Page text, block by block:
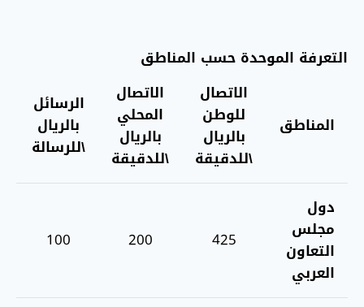
التعرفة الموحدة حسب المناطق
المناطق
الاتصال
للوطن
بالريال
\للدقيقة
الاتصال
المحلي
بالريال
\للدقيقة
الرسائل
بالريال
\للرسالة
دول
مجلس
التعاون
العربي
425
200
100